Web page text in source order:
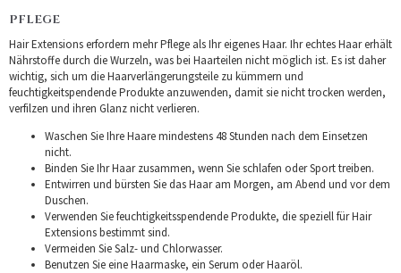
PFLEGE
Hair Extensions erfordern mehr Pflege als Ihr eigenes Haar. Ihr echtes Haar erhält
Nährstoffe durch die Wurzeln, was bei Haarteilen nicht möglich ist. Es ist daher
wichtig, sich um die Haarverlängerungsteile zu kümmern und
feuchtigkeitspendende Produkte anzuwenden, damit sie nicht trocken werden,
verfilzen und ihren Glanz nicht verlieren.
Waschen Sie Ihre Haare mindestens 48 Stunden nach dem Einsetzen
nicht.
Binden Sie Ihr Haar zusammen, wenn Sie schlafen oder Sport treiben.
Entwirren und bürsten Sie das Haar am Morgen, am Abend und vor dem
Duschen.
Verwenden Sie feuchtigkeitsspendende Produkte, die speziell für Hair
Extensions bestimmt sind.
Vermeiden Sie Salz- und Chlorwasser.
Benutzen Sie eine Haarmaske, ein Serum oder Haaröl.